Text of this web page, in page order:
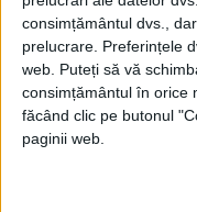
consimțământul dvs.,
prelucrare. Preferințele
web. Puteți să vă
consimțământul în orice
făcând clic pe butonul
paginii web.
mai ţin un an în
înscrie Ion
Bucureşti. Se
la cine să tragă